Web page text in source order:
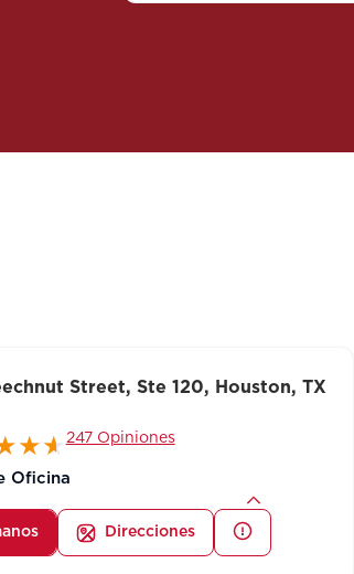
Street, Ste 120, Houston, TX
247 Opiniones
Oficina
Direcciones